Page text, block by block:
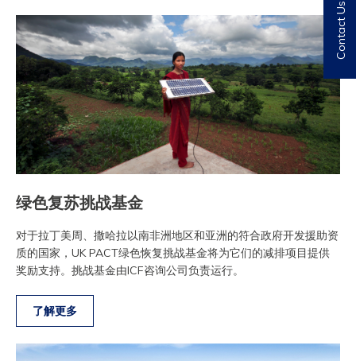
绿色复苏挑战基金
对于拉丁美周、撒哈拉以南非洲地区和亚洲的符合政府开发援助资
质的国家，UK PACT绿色恢复挑战基金将为它们的减排项目提供
奖励支持。挑战基金由ICF咨询公司负责运行。
了解更多
Contact Us